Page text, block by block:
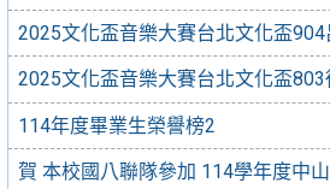
2025文化盃音樂大賽台北文化盃
2025文化盃音樂大賽台北文化盃
114年度畢業生榮譽榜2
賀 本校國八聯隊參加 114學年度中